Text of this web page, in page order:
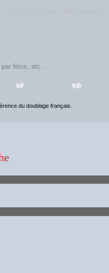
V.F V.O
du doublage français.